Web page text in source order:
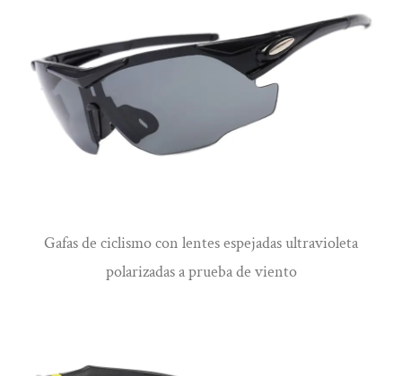
Gafas de ciclismo con lentes espejadas ultravioleta
polarizadas a prueba de viento